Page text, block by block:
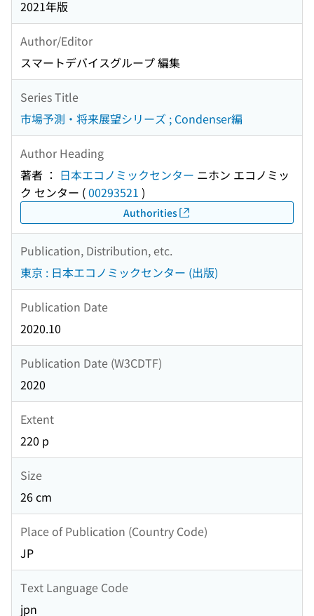
2021年版
Author/Editor
スマートデバイスグループ 編集
Series Title
市場予測・将来展望シリーズ ; Condenser編
Author Heading
著者 ： 日本エコノミックセンター ニホン エコノミッ
ク センター (00293521 )
Authorities
Publication, Distribution, etc.
東京 : 日本エコノミックセンター (出版)
Publication Date
2020.10
Publication Date (W3CDTF)
2020
Extent
220 p
Size
26 cm
Place of Publication (Country Code)
JP
Text Language Code
jpn